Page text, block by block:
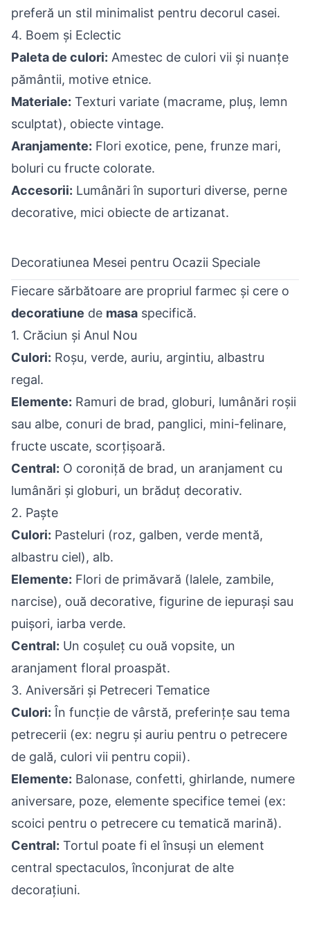
preferă un stil minimalist pentru decorul casei.
4. Boem și Eclectic
Paleta de culori: Amestec de culori vii și nuanțe
pământii, motive etnice.
Materiale: Texturi variate (macrame, pluș, lemn
sculptat), obiecte vintage.
Aranjamente: Flori exotice, pene, frunze mari,
boluri cu fructe colorate.
Accesorii: Lumânări în suporturi diverse, perne
decorative, mici obiecte de artizanat.
Decoratiunea Mesei pentru Ocazii Speciale
Fiecare sărbătoare are propriul farmec și cere o
decoratiune de masa specifică.
1. Crăciun și Anul Nou
Culori: Roșu, verde, auriu, argintiu, albastru
regal.
Elemente: Ramuri de brad, globuri, lumânări roșii
sau albe, conuri de brad, panglici, mini-felinare,
fructe uscate, scorțișoară.
Central: O coroniță de brad, un aranjament cu
lumânări și globuri, un brăduț decorativ.
2. Paște
Culori: Pasteluri (roz, galben, verde mentă,
albastru ciel), alb.
Elemente: Flori de primăvară (lalele, zambile,
narcise), ouă decorative, figurine de iepurași sau
puișori, iarba verde.
Central: Un coșuleț cu ouă vopsite, un
aranjament floral proaspăt.
3. Aniversări și Petreceri Tematice
Culori: În funcție de vârstă, preferințe sau tema
petrecerii (ex: negru și auriu pentru o petrecere
de gală, culori vii pentru copii).
Elemente: Balonase, confetti, ghirlande, numere
aniversare, poze, elemente specifice temei (ex:
scoici pentru o petrecere cu tematică marină).
Central: Tortul poate fi el însuși un element
central spectaculos, înconjurat de alte
decorațiuni.